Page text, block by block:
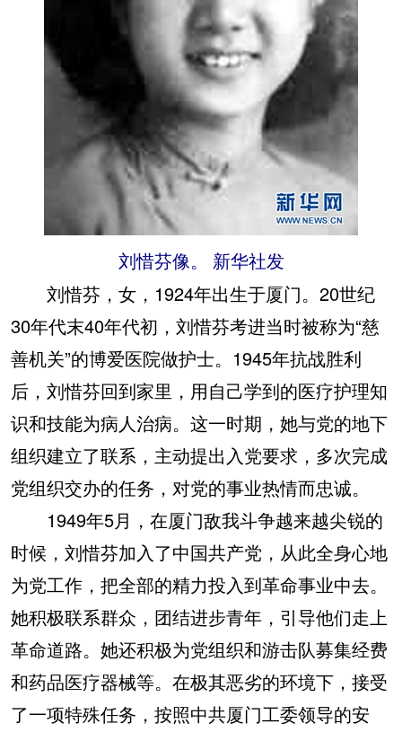
刘惜芬像。 新华社发
刘惜芬，女，1924年出生于厦门。20世纪
30年代末40年代初，刘惜芬考进当时被称为“慈
善机关”的博爱医院做护士。1945年抗战胜利
后，刘惜芬回到家里，用自己学到的医疗护理知
识和技能为病人治病。这一时期，她与党的地下
组织建立了联系，主动提出入党要求，多次完成
党组织交办的任务，对党的事业热情而忠诚。
1949年5月，在厦门敌我斗争越来越尖锐的
时候，刘惜芬加入了中国共产党，从此全身心地
为党工作，把全部的精力投入到革命事业中去。
她积极联系群众，团结进步青年，引导他们走上
革命道路。她还积极为党组织和游击队募集经费
和药品医疗器械等。在极其恶劣的环境下，接受
了一项特殊任务，按照中共厦门工委领导的安